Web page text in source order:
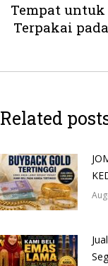
Tempat untuk
Terpakai
Related